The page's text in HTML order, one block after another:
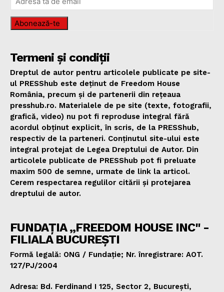
Abonează-te
Termeni și condiții
Dreptul de autor pentru articolele publicate pe site-
ul PRESShub este deținut de Freedom House
România, precum și de partenerii din rețeaua
presshub.ro. Materialele de pe site (texte, fotografii,
grafică, video) nu pot fi reproduse integral fără
acordul obținut explicit, în scris, de la PRESShub,
respectiv de la parteneri. Conținutul site-ului este
integral protejat de Legea Dreptului de Autor. Din
articolele publicate de PRESShub pot fi preluate
maxim 500 de semne, urmate de link la articol.
Cerem respectarea regulilor citării și protejarea
dreptului de autor.
FUNDAȚIA „FREEDOM HOUSE INC" -
FILIALA BUCUREȘTI
Formă legală: ONG / Fundație; Nr. înregistrare: AOT.
127/PJ/2004
Adresa: Bd. Ferdinand I 125, Sector 2, București,